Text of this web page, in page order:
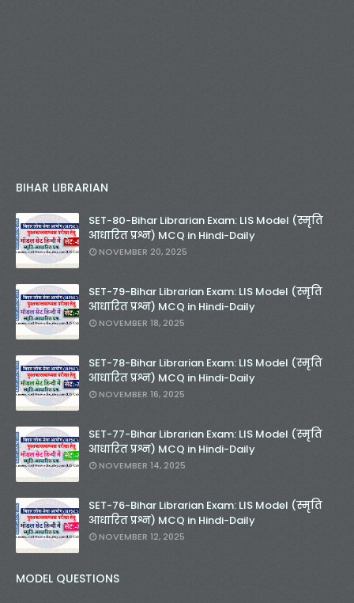
BIHAR LIBRARIAN
SET-80-Bihar Librarian Exam: LIS Model (स्मृति
आधारित प्रश्न) MCQ in Hindi-Daily
NOVEMBER 20, 2025
SET-79-Bihar Librarian Exam: LIS Model (स्मृति
आधारित प्रश्न) MCQ in Hindi-Daily
NOVEMBER 18, 2025
SET-78-Bihar Librarian Exam: LIS Model (स्मृति
आधारित प्रश्न) MCQ in Hindi-Daily
NOVEMBER 16, 2025
SET-77-Bihar Librarian Exam: LIS Model (स्मृति
आधारित प्रश्न) MCQ in Hindi-Daily
NOVEMBER 14, 2025
SET-76-Bihar Librarian Exam: LIS Model (स्मृति
आधारित प्रश्न) MCQ in Hindi-Daily
NOVEMBER 12, 2025
MODEL QUESTIONS